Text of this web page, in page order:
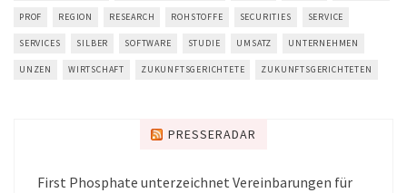
PROF REGION RESEARCH ROHSTOFFE SECURITIES SERVICE
SERVICES SILBER SOFTWARE STUDIE UMSATZ UNTERNEHMEN
UNZEN WIRTSCHAFT ZUKUNFTSGERICHTETE ZUKUNFTSGERICHTETEN
PRESSERADAR
First Phosphate unterzeichnet Vereinbarungen für